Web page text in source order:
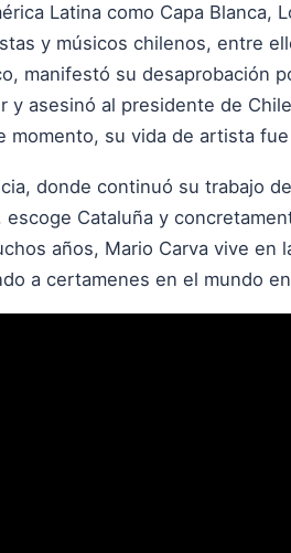
Latina como Capa Blanca,
y músicos chilenos, entre
manifestó su desaprobación
asesinó al presidente de
momento, su vida de artista
donde continuó su trabajo
Cataluña y
años, Mario Carva vive en
a certamenes en el mundo